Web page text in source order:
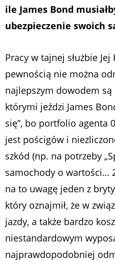
ile James Bond
ubezpieczenie swoich
Pracy w tajnej służbie
pewnością nie można
najlepszym dowodem
którymi jeździ James
się”, bo portfolio agenta
jest pościgów i
szkód (np. na potrzeby
samochody o wartości…
na to uwagę jeden z
który oznajmił, że w
jazdy, a także bardzo
niestandardowym
najprawdopodobniej